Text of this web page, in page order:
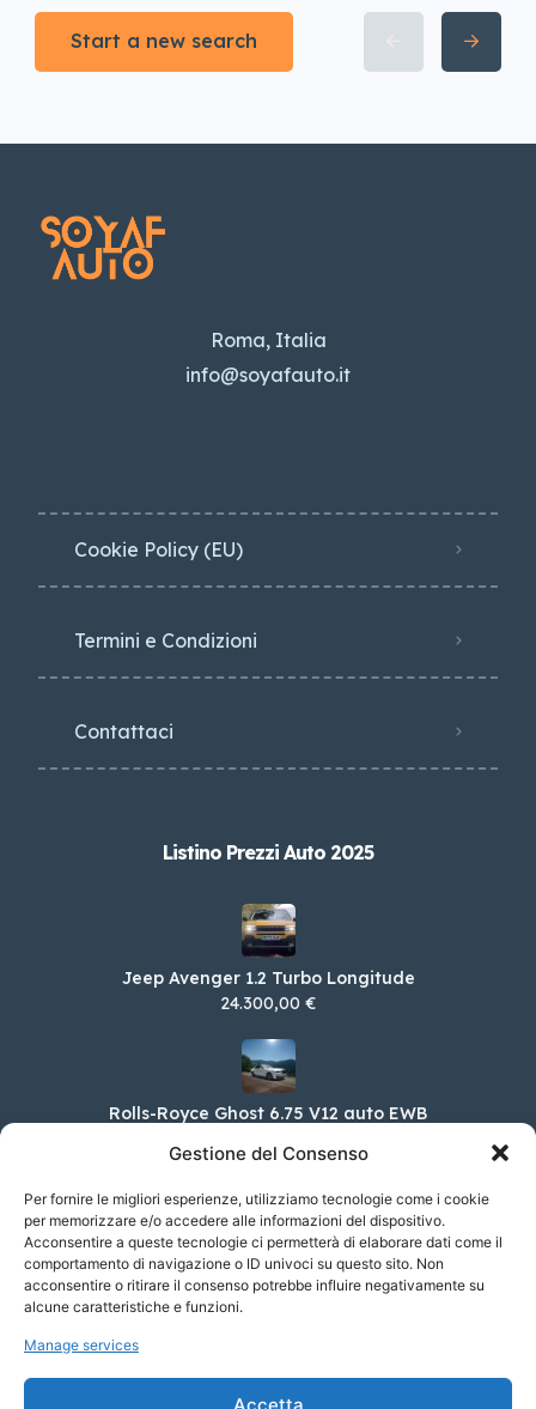
Gestione del Consenso
Per fornire le migliori esperienze, utilizziamo tecnologie come i cookie
per memorizzare e/o accedere alle informazioni del dispositivo.
Acconsentire a queste tecnologie ci permetterà di elaborare dati come il
comportamento di navigazione o ID univoci su questo sito. Non
acconsentire o ritirare il consenso potrebbe influire negativamente su
alcune caratteristiche e funzioni.
Manage services
Accetta
Start a new search
Roma, Italia
info@soyafauto.it
Cookie Policy (EU)
Termini e Condizioni
Contattaci
Listino Prezzi Auto 2025
Jeep Avenger 1.2 Turbo Longitude
24.300,00 €
Rolls-Royce Ghost 6.75 V12 auto EWB
DS DS 3 PureTech 130 Automatico
Performance Line
32.150,00 €
MINI MINI 3 porte Cooper Classic